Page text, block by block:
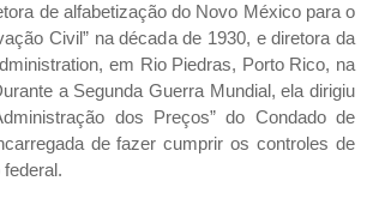
de alfabetização do Novo México para o
Civil” na década de 1930, e diretora da
em Rio Piedras, Porto Rico, na
a Segunda Guerra Mundial, ela dirigiu
dos Preços” do Condado de
de fazer cumprir os controles de